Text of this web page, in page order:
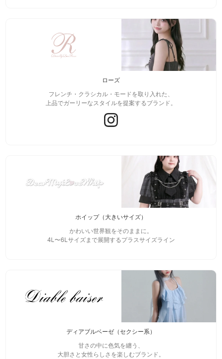
ローズ
フレンチ・クラシカル・モードを取り入れた、
上品でガーリーなスタイルを提案するブランド。
ホイップ（大きいサイズ）
かわいい世界観をそのままに。
4L〜6Lサイズまで展開するプラスサイズライン
ディアブルベーゼ（セクシー系）
甘さの中に色気を纏う、
大胆さと女性らしさを楽しむブランド。